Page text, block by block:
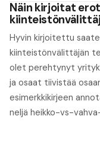
Näin kirjoitat
Hyvin kirjoitettu
kiinteistönvälittäjän
olet perehtynyt
ja osaat tiivistää
esimerkkikirjeen
neljä heikko-vs-